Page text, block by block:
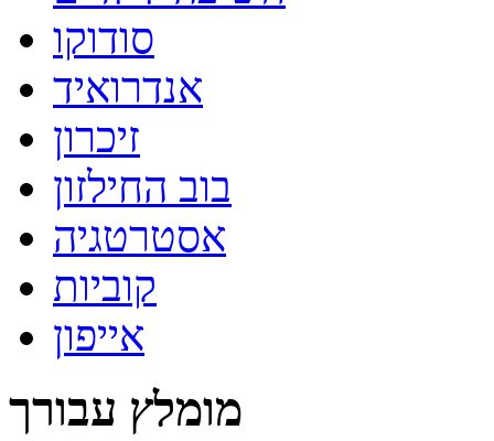
סודוקו
אנדרואיד
זיכרון
בוב החילזון
אסטרטגיה
קוביות
אייפון
מומלץ עבורך